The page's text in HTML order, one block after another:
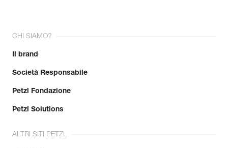
CHI SIAMO?
Il brand
Società Responsabile
Petzl Fondazione
Petzl Solutions
ALTRI SITI PETZL